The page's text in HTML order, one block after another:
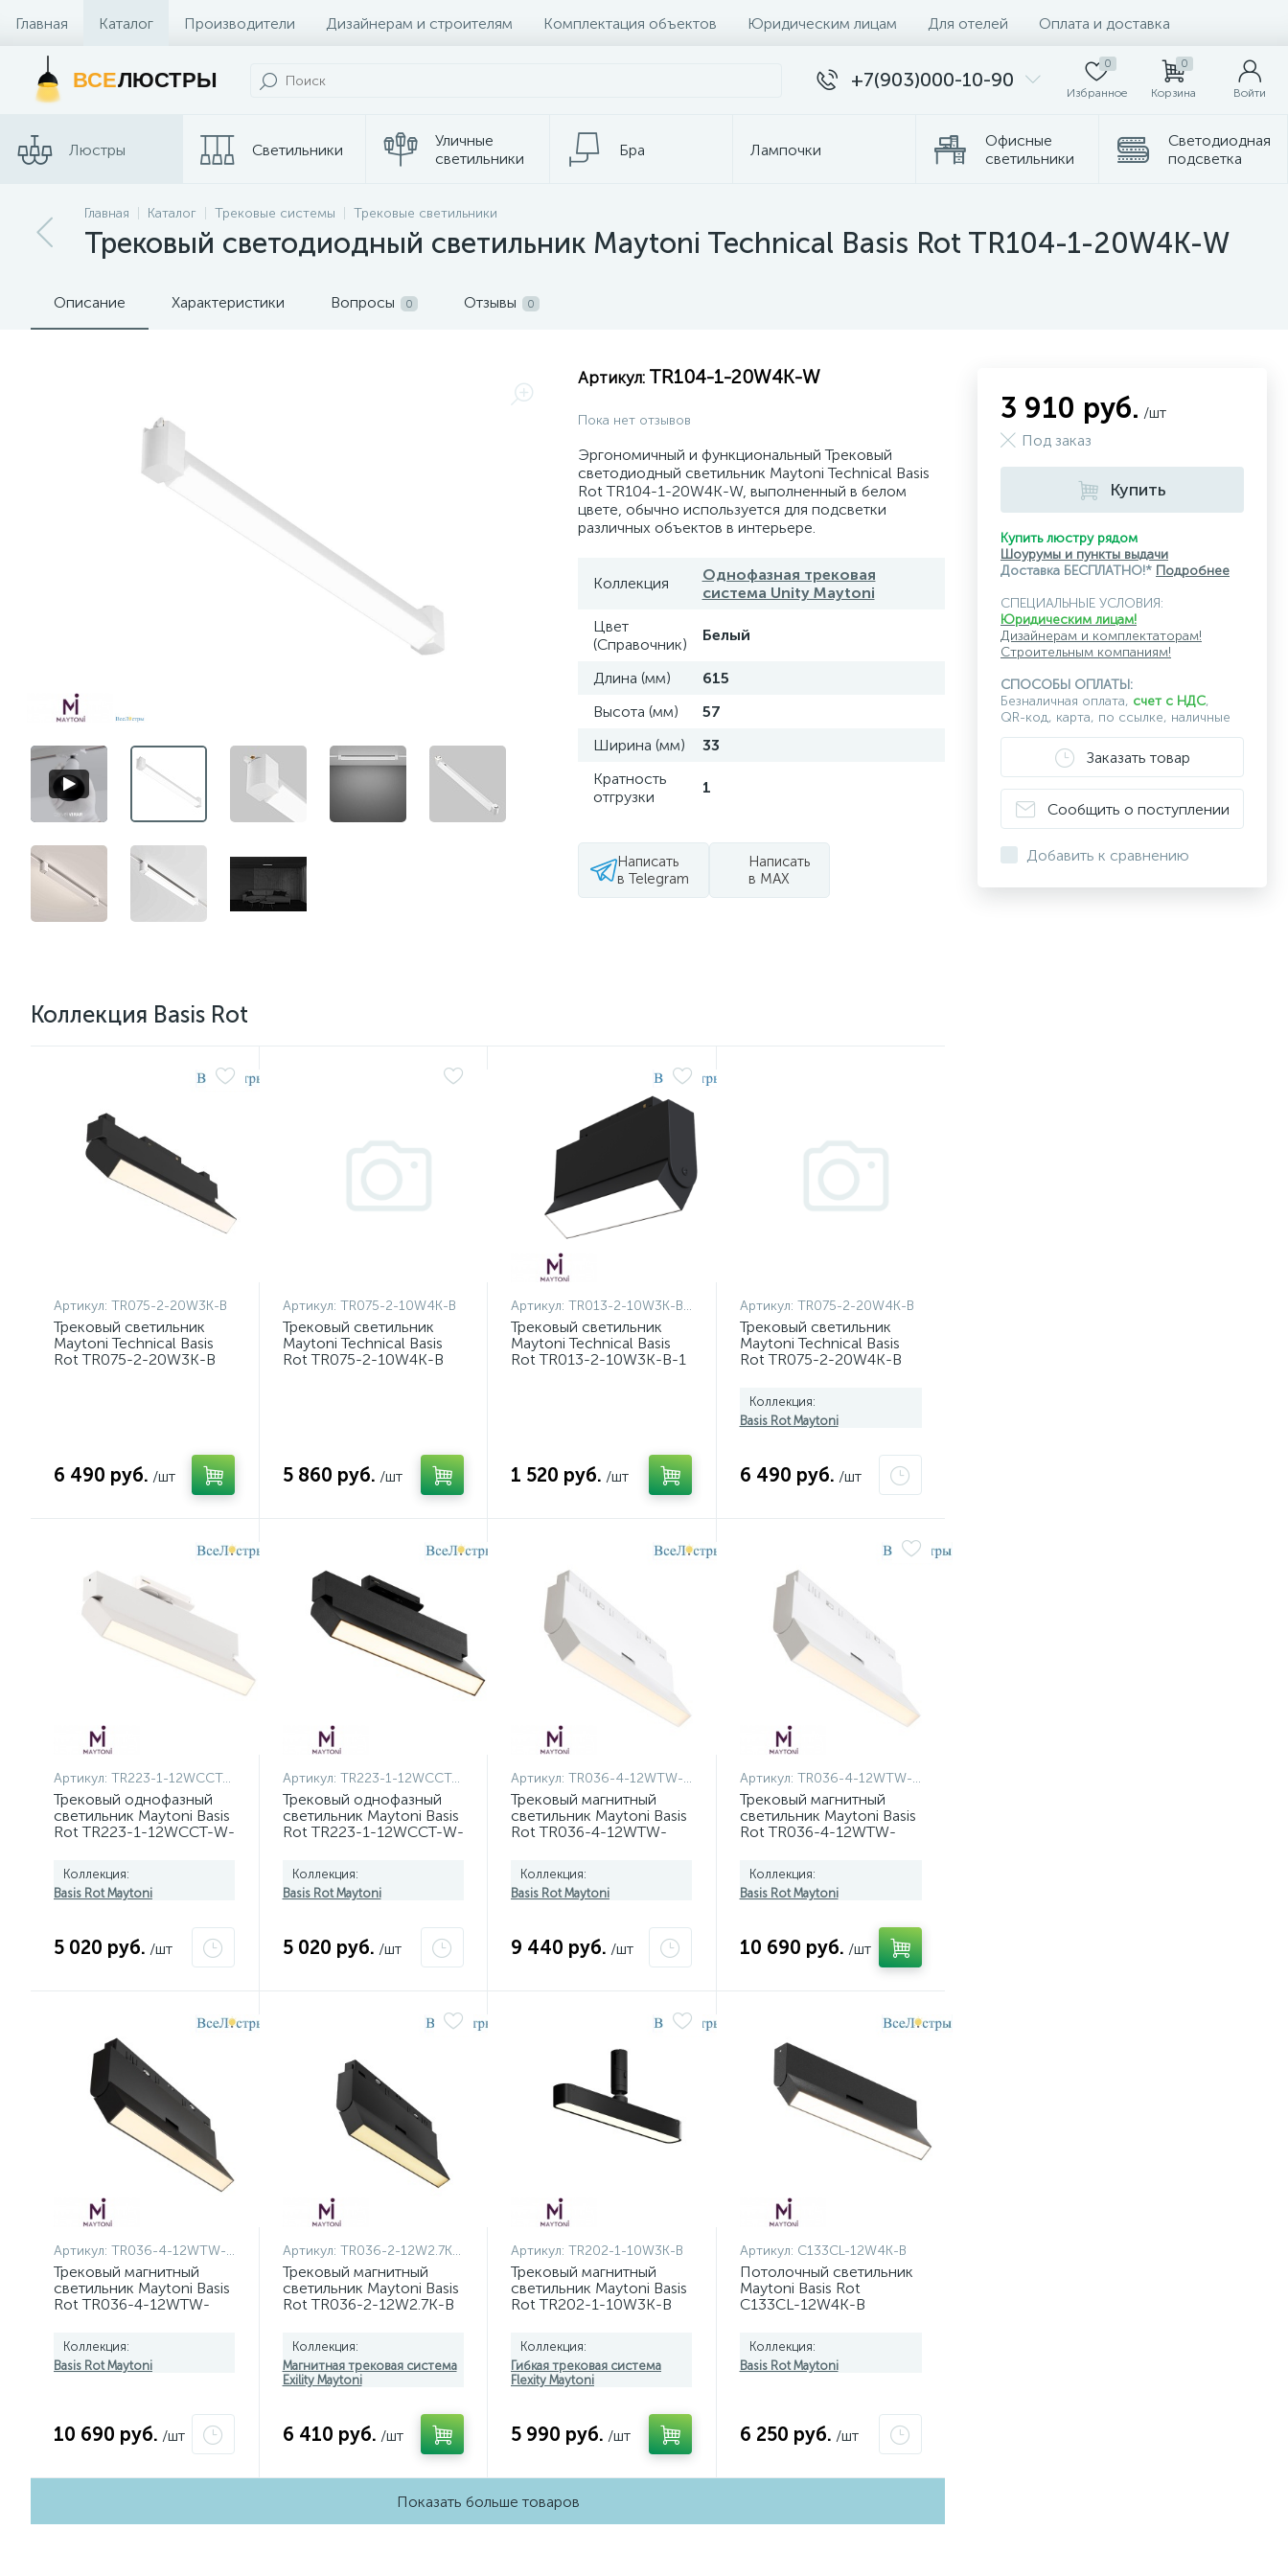
Главная Каталог Производители Дизайнерам и строителям Комплектация объектов Юридическим лицам Для отелей Оплата и доставка
Контакты и Магазины
ВСЕЛЮСТРЫ +7(903)000-10-90
0
Избранное
0
Корзина Войти
Люстры Светильники
Уличные
светильники
Бра Лампочки
Офисные
светильники
Светодиодная
подсветка
Споты Трековые системы
Главная Каталог Трековые системы Трековые светильники
Трековый светодиодный светильник Maytoni Technical Basis Rot TR104-1-20W4K-W
Описание Характеристики Вопросы 0 Отзывы 0
Артикул: TR104-1-20W4K-W
Пока нет отзывов
Эргономичный и функциональный Трековый
светодиодный светильник Maytoni Technical Basis
Rot TR104-1-20W4K-W, выполненный в белом
цвете, обычно используется для подсветки
различных объектов в интерьере.
Коллекция
Однофазная трековая
система Unity Maytoni
Цвет
(Справочник)
Белый
Длина (мм)
615
Высота (мм)
57
Ширина (мм)
33
Кратность
отгрузки
1
Написать
в Telegram
Написать
в MAX
Коллекция Basis Rot
Артикул: TR075-2-20W3K-B
Трековый светильник
Maytoni Technical Basis
Rot TR075-2-20W3K-B
6 490 руб. /шт
Артикул: TR075-2-10W4K-B
Трековый светильник
Maytoni Technical Basis
Rot TR075-2-10W4K-B
5 860 руб. /шт
Артикул: TR013-2-10W3K-B-1
Трековый светильник
Maytoni Technical Basis
Rot TR013-2-10W3K-B-1
1 520 руб. /шт
Артикул: TR075-2-20W4K-B
Трековый светильник
Maytoni Technical Basis
Rot TR075-2-20W4K-B
Коллекция:
Basis Rot Maytoni
6 490 руб. /шт
Артикул: TR223-1-12WCCT-W-W
Трековый однофазный
светильник Maytoni Basis
Rot TR223-1-12WCCT-W-
Коллекция:
Basis Rot Maytoni
5 020 руб. /шт
Артикул: TR223-1-12WCCT-W-B
Трековый однофазный
светильник Maytoni Basis
Rot TR223-1-12WCCT-W-
Коллекция:
Basis Rot Maytoni
5 020 руб. /шт
Артикул: TR036-4-12WTW-DSZ-W
Трековый магнитный
светильник Maytoni Basis
Rot TR036-4-12WTW-
Коллекция:
Basis Rot Maytoni
9 440 руб. /шт
Артикул: TR036-4-12WTW-DD2-W
Трековый магнитный
светильник Maytoni Basis
Rot TR036-4-12WTW-
Коллекция:
Basis Rot Maytoni
10 690 руб. /шт
Артикул: TR036-4-12WTW-DD2-B
Трековый магнитный
светильник Maytoni Basis
Rot TR036-4-12WTW-
Коллекция:
Basis Rot Maytoni
10 690 руб. /шт
Артикул: TR036-2-12W2.7K-B
Трековый магнитный
светильник Maytoni Basis
Rot TR036-2-12W2.7K-B
Коллекция:
Магнитная трековая система
Exility Maytoni
6 410 руб. /шт
Артикул: TR202-1-10W3K-B
Трековый магнитный
светильник Maytoni Basis
Rot TR202-1-10W3K-B
Коллекция:
Гибкая трековая система
Flexity Maytoni
5 990 руб. /шт
Артикул: C133CL-12W4K-B
Потолочный светильник
Maytoni Basis Rot
C133CL-12W4K-B
Коллекция:
Basis Rot Maytoni
6 250 руб. /шт
Показать больше товаров
3 910 руб. /шт
Под заказ
Купить
Купить люстру рядом
Шоурумы и пункты выдачи
Доставка БЕСПЛАТНО!* Подробнее
СПЕЦИАЛЬНЫЕ УСЛОВИЯ:
Юридическим лицам!
Дизайнерам и комплектаторам!
Строительным компаниям!
СПОСОБЫ ОПЛАТЫ:
Безналичная оплата, счет с НДС,
QR-код, карта, по ссылке, наличные
Заказать товар
Сообщить о поступлении
Добавить к сравнению